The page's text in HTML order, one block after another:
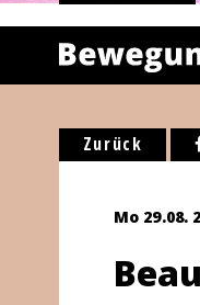
Zurück
Mo 29.08.